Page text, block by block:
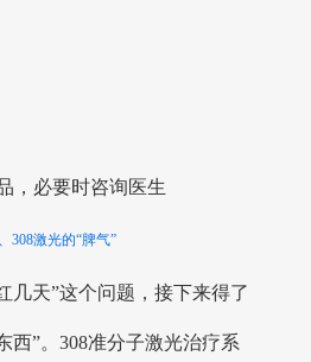
，必要时咨询医生
308激光的“脾气”
几天”这个问题，接下来得了
西”。308准分子激光治疗系